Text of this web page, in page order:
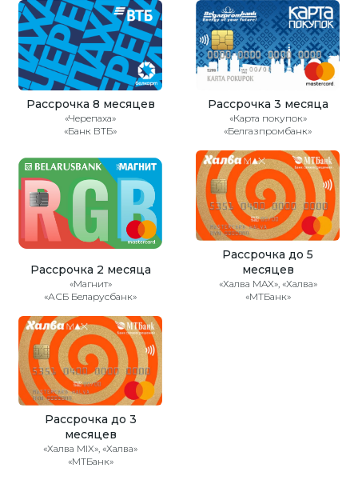
Рассрочка 8 месяцев
«Черепаха»
«Банк ВТБ»
Рассрочка 3 месяца
«Карта покупок»
«Белгазпромбанк»
Рассрочка 2 месяца
«Магнит»
«АСБ Беларусбанк»
Рассрочка до 5
месяцев
«Халва MAX», «Халва»
«МТБанк»
Рассрочка до 3
месяцев
«Халва MIX», «Халва»
«МТБанк»